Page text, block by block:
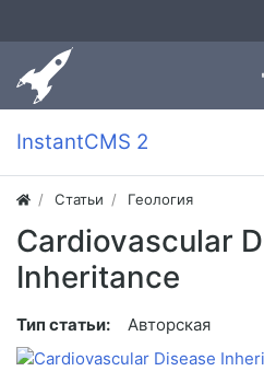
InstantCMS 2
Статьи Геология
Cardiovascular
Inheritance
Тип статьи: Авторская